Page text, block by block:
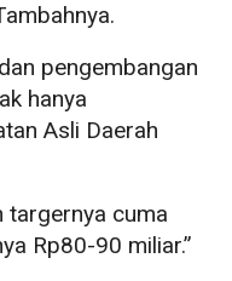
pengembangan
hanya
Asli Daerah
targernya cuma
Rp80-90 miliar.”